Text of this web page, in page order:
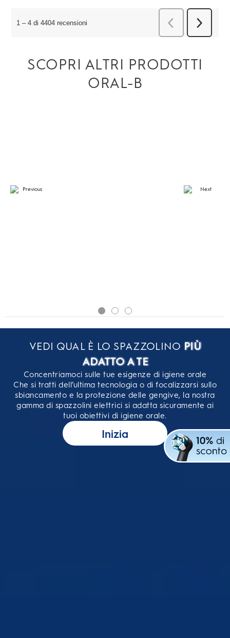
SCOPRI ALTRI PRODOTTI
ORAL-B
VEDI QUAL È LO SPAZZOLINO PIÙ
ADATTO A TE
Concentriamoci sulle tue esigenze di igiene orale
Che si tratti dell’ultima tecnologia o di focalizzarsi sullo
sbiancamento e la protezione delle gengive, la nostra
gamma di spazzolini elettrici si adatta sicuramente ai
tuoi obiettivi di igiene orale.
Inizia